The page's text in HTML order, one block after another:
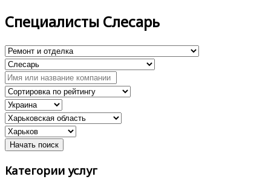
Специалисты Слесарь
Категории услуг